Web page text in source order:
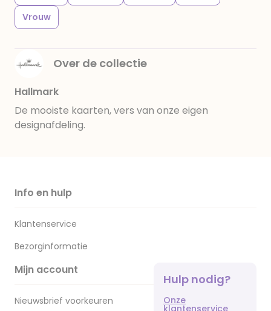
Vrouw
Over de collectie
Hallmark
De mooiste kaarten, vers van onze eigen
designafdeling.
Info en hulp
Klantenservice
Bezorginformatie
Mijn account
Nieuwsbrief voorkeuren
Hulp nodig?
Onze
klantenservice